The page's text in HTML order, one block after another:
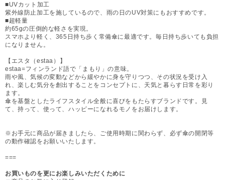
■UVカット加工
紫外線防止加工を施しているので、雨の日のUV対策にもおすすめです。
■超軽量
約65gの圧倒的な軽さを実現。
スマホより軽く、365日持ち歩く常備傘に最適です。毎日持ち歩いても負担
になりません。
【エスタ（estaa）】
estaa=フィンランド語で「まもり」の意味。
雨や風、気候の変動などから緩やかに身を守りつつ、その状況を受け入
れ、楽しむ気分を創出することをコンセプトに、天気と暮らす日常を彩り
ます。
傘を基盤としたライフスタイル全般に喜びをもたらすブランドです。見
て、持って、使って、ハッピーになれるモノをお届けします。
※お手元に商品が届きましたら、ご使用時期に関わらず、必ず傘の開閉等
の動作確認をお願いいたします。
===
お買いものを更にお楽しみいただくために